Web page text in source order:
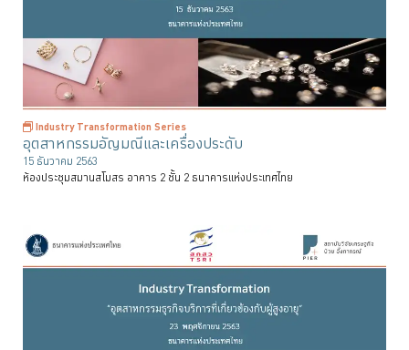
Industry Transformation Series
อุตสาหกรรมอัญมณีและเครื่องประดับ
15 ธันวาคม 2563
ห้องประชุมสมานสโมสร อาคาร 2 ชั้น 2 ธนาคารแห่งประเทศไทย